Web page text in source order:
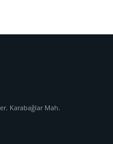
Karabağlar Mah.